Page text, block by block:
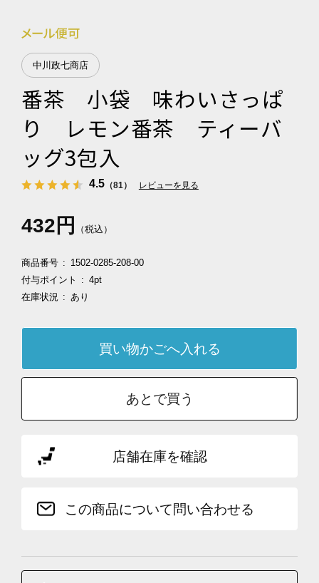
中川政七商店
番茶 小袋 味わいさっぱ
り レモン番茶 ティーバ
ッグ3包入
4.5（81） レビューを見る
432円 （税込）
商品番号
1502-0285-208-00
付与ポイント
4pt
在庫状況
あり
あとで買う
店舗在庫を確認
この商品について問い合わせる